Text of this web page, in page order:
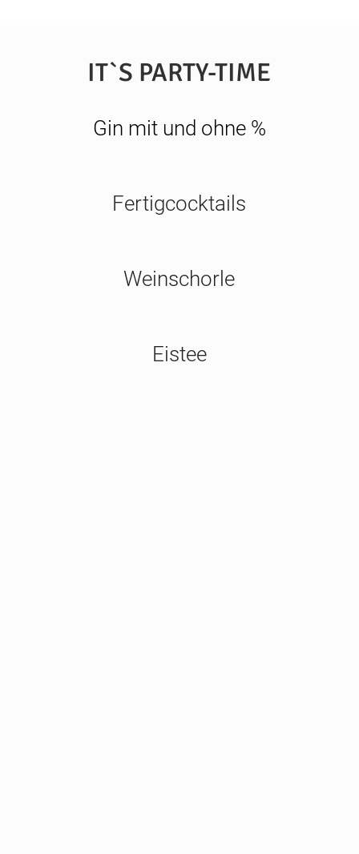
IT`S PARTY-TIME
Gin mit und ohne %
Fertigcocktails
Weinschorle
Eistee